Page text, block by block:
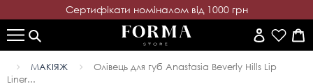
Cертифікати номіналом від 1000 грн
МАКІЯЖ
Олівець для губ Anastasia Beverly Hills Lip
Liner...